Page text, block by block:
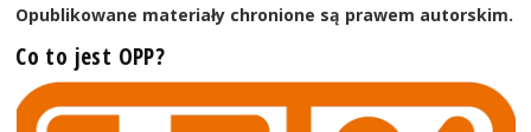
Opublikowane materiały chronione są prawem autorskim.
Co to jest OPP?